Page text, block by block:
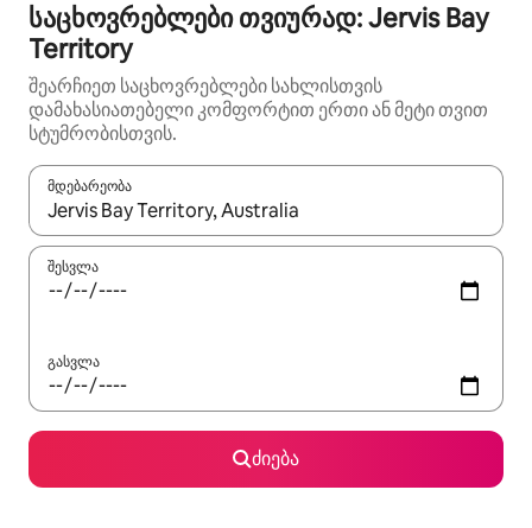
საცხოვრებლები თვიურად: Jervis Bay
Territory
შეარჩიეთ საცხოვრებლები სახლისთვის
დამახასიათებელი კომფორტით ერთი ან მეტი თვით
სტუმრობისთვის.
მდებარეობა
როცა შედეგები ხელმისაწვდომი გახდება, ნავიგაციისთვის
შესვლა
გასვლა
ძიება